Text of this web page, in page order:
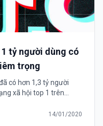
tỷ người dùng có
trọng
có hơn 1,3 tỷ người
xã hội top 1 trên
14/01/2020